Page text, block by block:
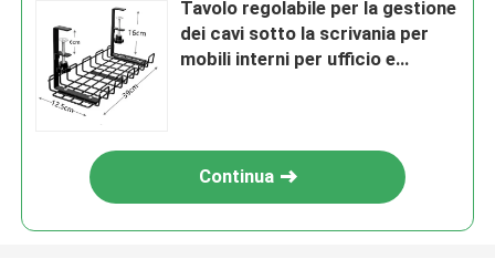
Tavolo regolabile per la gestione
dei cavi sotto la scrivania per
mobili interni per ufficio e
Continua